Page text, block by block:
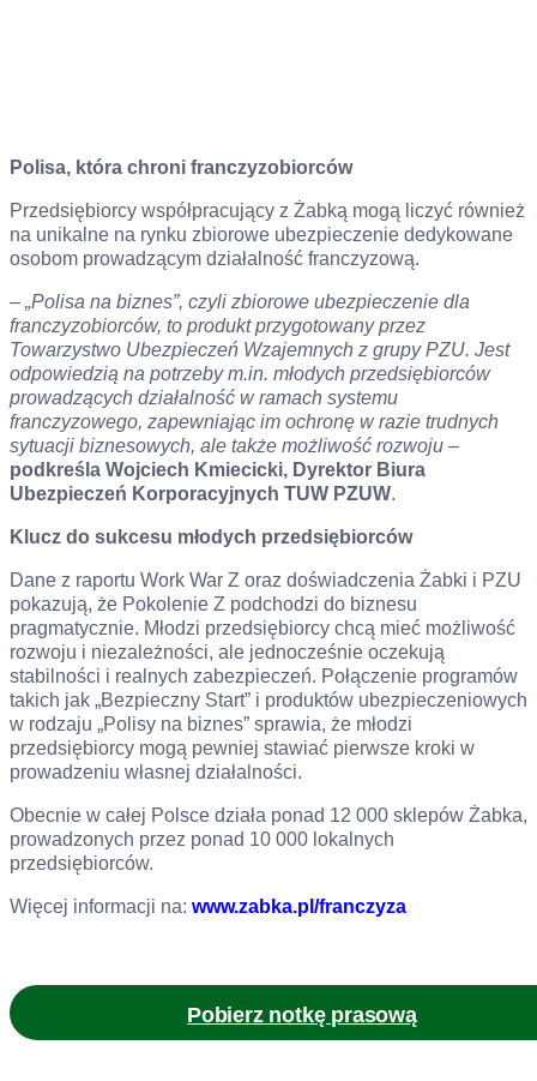
Polisa, która chroni franczyzobiorców
Przedsiębiorcy współpracujący z Żabką mogą liczyć również
na unikalne na rynku zbiorowe ubezpieczenie dedykowane
osobom prowadzącym działalność franczyzową.
– „Polisa na biznes”, czyli zbiorowe ubezpieczenie dla
franczyzobiorców, to produkt przygotowany przez
Towarzystwo Ubezpieczeń Wzajemnych z grupy PZU. Jest
odpowiedzią na potrzeby m.in. młodych przedsiębiorców
prowadzących działalność w ramach systemu
franczyzowego, zapewniając im ochronę w razie trudnych
sytuacji biznesowych, ale także możliwość rozwoju –
podkreśla Wojciech Kmiecicki, Dyrektor Biura
Ubezpieczeń Korporacyjnych TUW PZUW.
Klucz do sukcesu młodych przedsiębiorców
Dane z raportu Work War Z oraz doświadczenia Żabki i PZU
pokazują, że Pokolenie Z podchodzi do biznesu
pragmatycznie. Młodzi przedsiębiorcy chcą mieć możliwość
rozwoju i niezależności, ale jednocześnie oczekują
stabilności i realnych zabezpieczeń. Połączenie programów
takich jak „Bezpieczny Start” i produktów ubezpieczeniowych
w rodzaju „Polisy na biznes” sprawia, że młodzi
przedsiębiorcy mogą pewniej stawiać pierwsze kroki w
prowadzeniu własnej działalności.
Obecnie w całej Polsce działa ponad 12 000 sklepów Żabka,
prowadzonych przez ponad 10 000 lokalnych
przedsiębiorców.
Więcej informacji na: www.zabka.pl/franczyza
Pobierz notkę prasową